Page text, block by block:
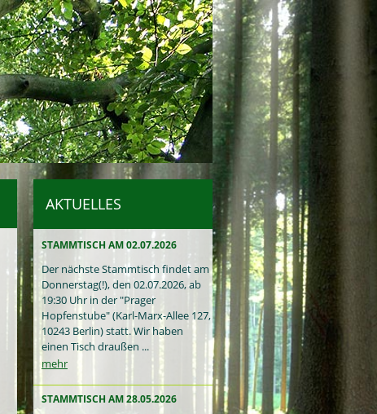
AKTUELLES
STAMMTISCH AM 02.07.2026
Der nächste Stammtisch findet am
Donnerstag(!), den 02.07.2026, ab
19:30 Uhr in der "Prager
Hopfenstube" (Karl-Marx-Allee 127,
10243 Berlin) statt. Wir haben
einen Tisch draußen ...
mehr
STAMMTISCH AM 28.05.2026